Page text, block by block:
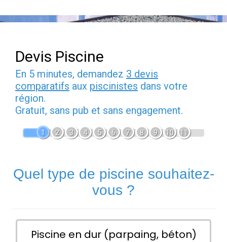
Devis Piscine
En 5 minutes, demandez 3 devis
comparatifs aux piscinistes dans votre
région.
Gratuit, sans pub et sans engagement.
1 2 3 4 5 6 7 8 9 10 11
Quel type de piscine souhaitez-
vous ?
Piscine en dur (parpaing, béton)